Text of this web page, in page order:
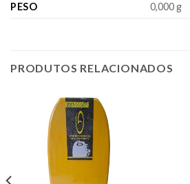
PESO 0,000 g
PRODUTOS RELACIONADOS